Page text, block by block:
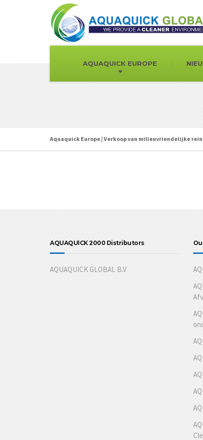
AQUAQUICK EUROPE
Aquaquick Europe | Verkoop van milieuvriendelijke
AQUAQUICK 2000 Distributors
AQUAQUICK GLOBAL B.V